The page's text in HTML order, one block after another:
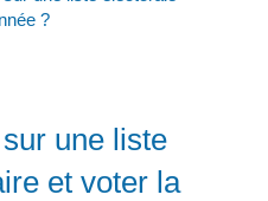
?
une liste
et voter la